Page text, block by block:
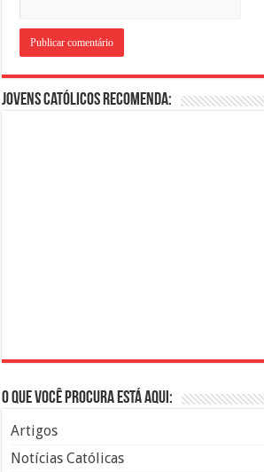
Jovens Católicos Recomenda:
O que você procura está aqui:
Artigos
Notícias Católicas